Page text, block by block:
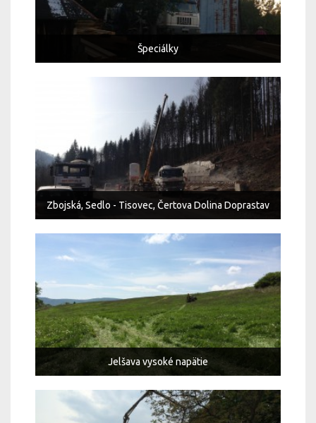
Špeciálky
Zbojská, Sedlo - Tisovec, Čertova Dolina Doprastav
Jelšava vysoké napätie